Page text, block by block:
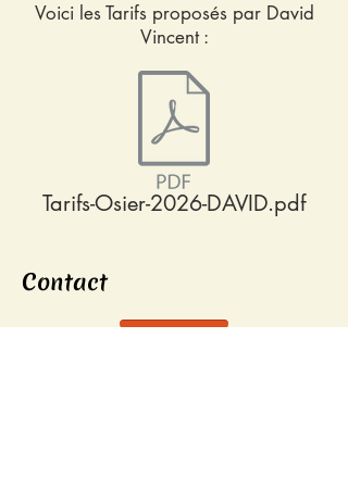
Voici les Tarifs proposés par David
Vincent :
Tarifs-Osier-2026-DAVID.pdf
Contact